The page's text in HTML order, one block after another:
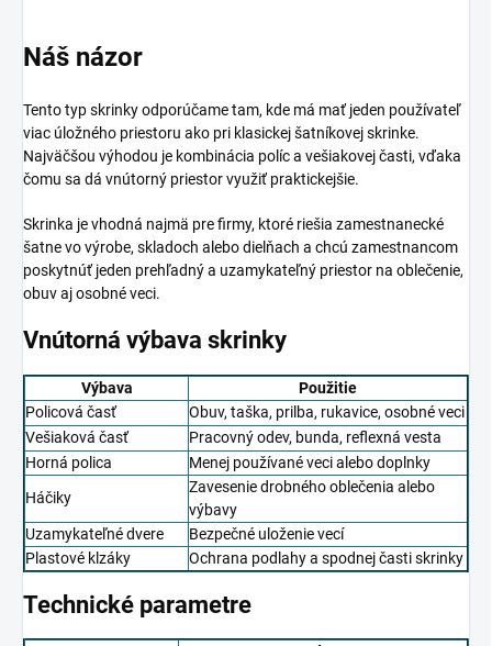
Náš názor
Tento typ skrinky odporúčame tam, kde má mať jeden používateľ
viac úložného priestoru ako pri klasickej šatníkovej skrinke.
Najväčšou výhodou je kombinácia políc a vešiakovej časti, vďaka
čomu sa dá vnútorný priestor využiť praktickejšie.
Skrinka je vhodná najmä pre firmy, ktoré riešia zamestnanecké
šatne vo výrobe, skladoch alebo dielňach a chcú zamestnancom
poskytnúť jeden prehľadný a uzamykateľný priestor na oblečenie,
obuv aj osobné veci.
Vnútorná výbava skrinky
Výbava
Použitie
Policová časť
Obuv, taška, prilba, rukavice, osobné veci
Vešiaková časť
Pracovný odev, bunda, reflexná vesta
Horná polica
Menej používané veci alebo doplnky
Háčiky
Zavesenie drobného oblečenia alebo
výbavy
Uzamykateľné dvere
Bezpečné uloženie vecí
Plastové klzáky
Ochrana podlahy a spodnej časti skrinky
Technické parametre